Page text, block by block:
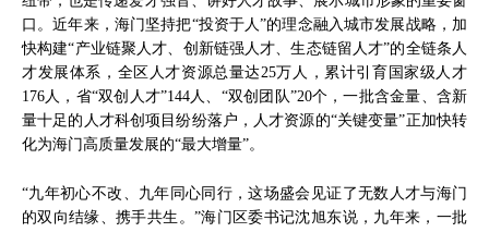
口。近年来，海门坚持把“投资于人”的理念融入城市发展战略，加
快构建“产业链聚人才、创新链强人才、生态链留人才”的全链条人
才发展体系，全区人才资源总量达25万人，累计引育国家级人才
176人，省“双创人才”144人、“双创团队”20个，一批含金量、含新
量十足的人才科创项目纷纷落户，人才资源的“关键变量”正加快转
化为海门高质量发展的“最大增量”。
“九年初心不改、九年同心同行，这场盛会见证了无数人才与海门
的双向结缘、携手共生。”海门区委书记沈旭东说，九年来，一批